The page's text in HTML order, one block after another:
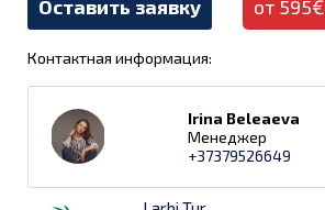
Оставить заявку от 595€
Контактная информация:
Irina Beleaeva
Менеджер
+37379526649